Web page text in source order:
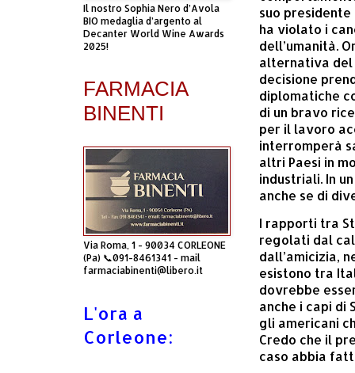
suo
ha violato i
dell’umanità.
alternativa del
decisione
diplomatiche
di un bravo
per il lavoro
interromperà
altri Paesi in
industriali. In
anche se di
I rapporti tra
regolati dal
dall’amicizia,
esistono tra
dovrebbe
anche i capi di
gli americani
Credo che il
caso abbia
Il nostro Sophia Nero d’Avola
BIO medaglia d’argento al
Decanter World Wine Awards
2025!
FARMACIA
BINENTI
Via Roma, 1 - 90034 CORLEONE
(Pa) 📞091-8461341 - mail
farmaciabinenti@libero.it
L'ora a
Corleone: